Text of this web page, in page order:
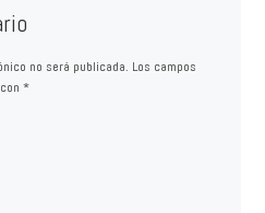
no será publicada. Los campos
*